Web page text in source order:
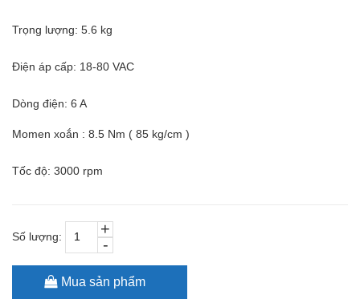
Trọng lượng: 5.6 kg
Điện áp cấp: 18-80 VAC
Dòng điện: 6 A
Momen xoắn : 8.5 Nm ( 85 kg/cm )
Tốc độ: 3000 rpm
Số lượng: -
+
Mua sản phẩm